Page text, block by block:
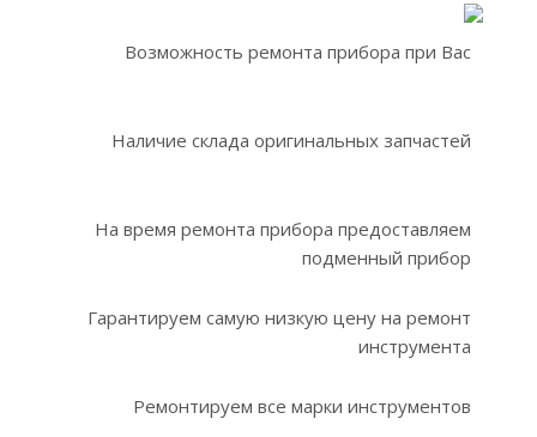
Возможность ремонта прибора при Вас
Наличие склада оригинальных запчастей
На время ремонта прибора предоставляем
подменный прибор
Гарантируем самую низкую цену на ремонт
инструмента
Ремонтируем все марки инструментов